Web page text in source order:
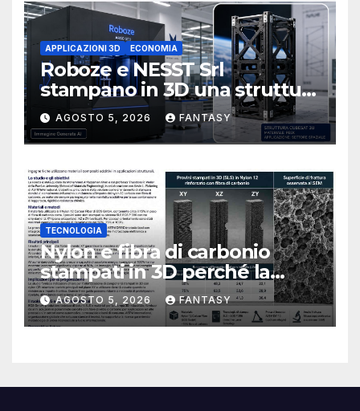
APPLICAZIONI 3D ECONOMIA
Roboze e NESST Srl
stampano in 3D una struttura
CubeSat 3U in Carbon PEEK
AGOSTO 5, 2026 FANTASY
TECNOLOGIA
Nylon e fibra di carbonio
stampati in 3D perché la
resistenza agli urti dipende
dal processo
AGOSTO 5, 2026 FANTASY